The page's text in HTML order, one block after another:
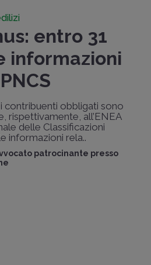
entro 31
informazioni
contribuenti obbligati sono
rispettivamente, all’ENEA
delle Classificazioni
informazioni rela..
patrocinante presso